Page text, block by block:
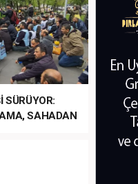
SÜRÜYOR:
SAHADAN